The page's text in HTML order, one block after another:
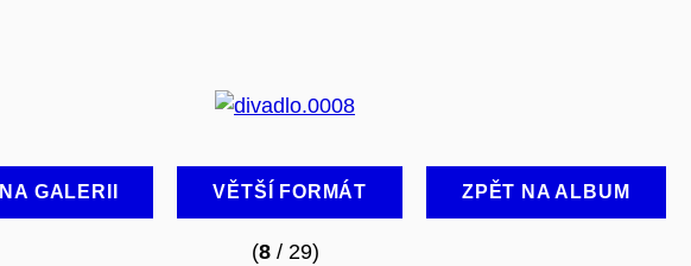
GALERII VĚTŠÍ FORMÁT ZPĚT NA ALBUM
(8/ 29)